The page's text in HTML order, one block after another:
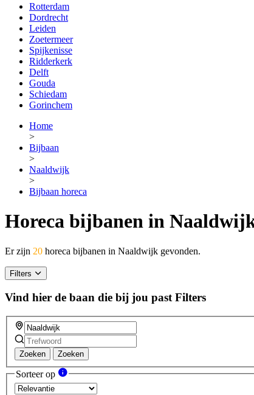
Rotterdam
Dordrecht
Leiden
Zoetermeer
Spijkenisse
Ridderkerk
Delft
Gouda
Schiedam
Gorinchem
Home
>
Bijbaan
>
Naaldwijk
>
Bijbaan horeca
Horeca bijbanen in
Er zijn 20 horeca bijbanen in Naaldwijk gevonden.
Filters
Vind hier de baan die bij jou past Filters
Zoeken Zoeken
Sorteer op